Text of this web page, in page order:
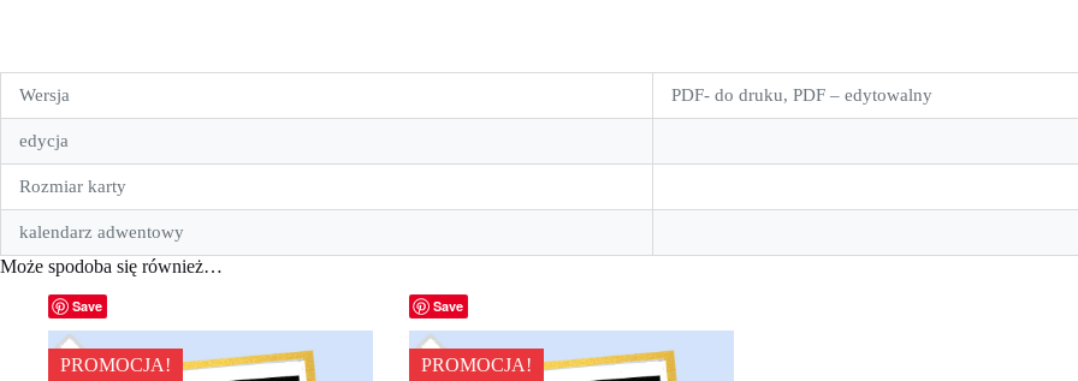
Wersja PDF- do druku, PDF – edytowalny
edycja
Rozmiar karty
kalendarz adwentowy
Może spodoba się również…
Save
PROMOCJA!
Save
PROMOCJA!